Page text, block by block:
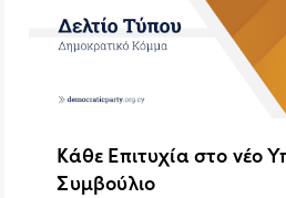
Κάθε Επιτυχία στο νέο
Συμβούλιο